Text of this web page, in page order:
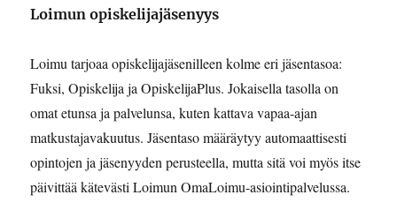
Loimun opiskelijajäsenyys
Loimu tarjoaa opiskelijajäsenilleen kolme eri jäsentasoa:
Fuksi, Opiskelija ja OpiskelijaPlus. Jokaisella tasolla on
omat etunsa ja palvelunsa, kuten kattava vapaa-ajan
matkustajavakuutus. Jäsentaso määräytyy automaattisesti
opintojen ja jäsenyyden perusteella, mutta sitä voi myös itse
päivittää kätevästi Loimun OmaLoimu-asiointipalvelussa.